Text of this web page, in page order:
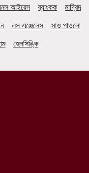
আইরেস ব্যাংকক
মাদ্রিদ
লস এঞ্জেলেস
সাও পাওলো
হেলসিঙ্কি